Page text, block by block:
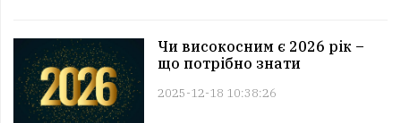
Чи високосним є 2026 рік –
що потрібно знати
2025-12-18 10:38:26